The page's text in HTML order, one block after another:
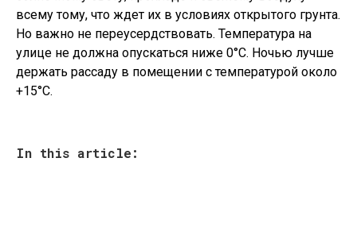
всему тому, что ждет их в условиях открытого грунта.
Но важно не переусердствовать. Температура на
улице не должна опускаться ниже 0°С. Ночью лучше
держать рассаду в помещении с температурой около
+15°С.
In this article: